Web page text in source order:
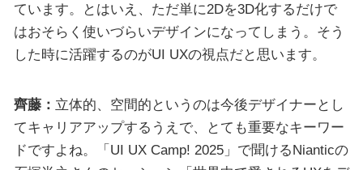
ています。とはいえ、ただ単に2Dを3D化するだけで
はおそらく使いづらいデザインになってしまう。そう
した時に活躍するのがUI UXの視点だと思います。
齊藤： 立体的、空間的というのは今後デザイナーとし
てキャリアアップするうえで、とても重要なキーワー
ドですよね。「UI UX Camp! 2025」で聞けるNianticの